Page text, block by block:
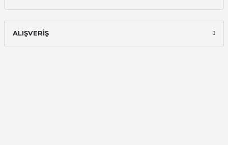
ALIŞVERİŞ